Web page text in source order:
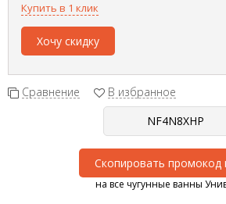
Купить в 1 клик
Хочу скидку
Сравнение В избранное
Скопировать промокод
на все чугунные ванны